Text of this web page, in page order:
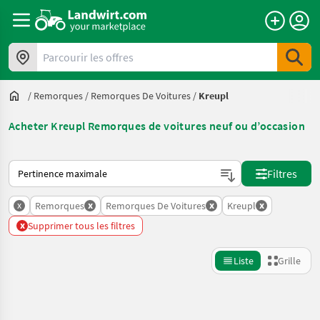
Parcourir les offres
/ Remorques / Remorques De Voitures / Kreupl
Acheter Kreupl Remorques de voitures neuf ou d’occasion
Voici comment les annonces sont triées sur Landwirt.com
Filtres
x Remorques x Remorques De Voitures x Kreupl x
x Supprimer tous les filtres
Liste Grille